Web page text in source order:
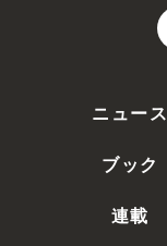
ニュース
ブック
連載